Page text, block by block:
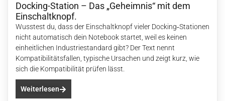
Docking-Station – Das „Geheimnis“ mit dem
Einschaltknopf.
Wusstest du, dass der Einschaltknopf vieler Docking‑Stationen
nicht automatisch dein Notebook startet, weil es keinen
einheitlichen Industriestandard gibt? Der Text nennt
Kompatibilitätsfallen, typische Ursachen und zeigt kurz, wie
sich die Kompatibilität prüfen lässt.
Weiterlesen